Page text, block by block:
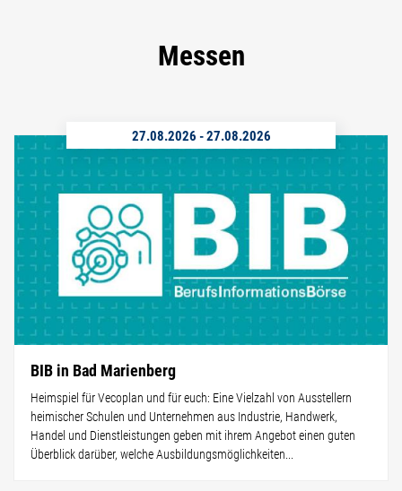
Messen
27.08.2026 -27.08.2026
BIB in Bad Marienberg
Heimspiel für Vecoplan und für euch: Eine Vielzahl von Ausstellern
heimischer Schulen und Unternehmen aus Industrie, Handwerk,
Handel und Dienstleistungen geben mit ihrem Angebot einen guten
Überblick darüber, welche Ausbildungsmöglichkeiten...